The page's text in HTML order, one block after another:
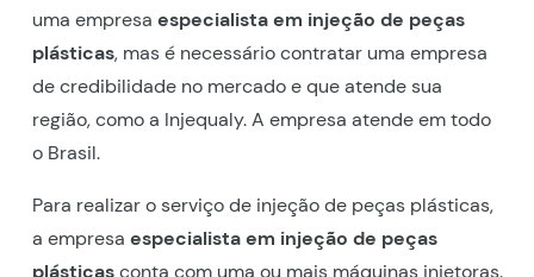
uma empresa especialista em injeção de peças
plásticas, mas é necessário contratar uma empresa
de credibilidade no mercado e que atende sua
região, como a Injequaly. A empresa atende em todo
o Brasil.
Para realizar o serviço de injeção de peças plásticas,
a empresa especialista em injeção de peças
plásticasconta com uma ou mais máquinas injetoras.